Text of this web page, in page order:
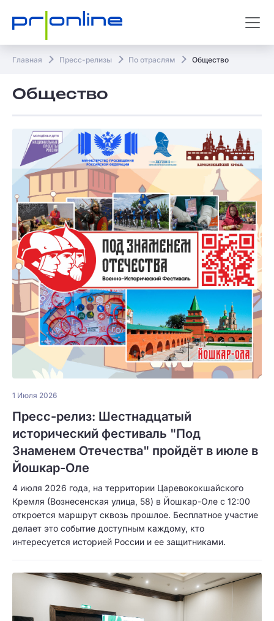
Главная Пресс-релизы По отраслям Общество
Общество
1 Июля 2026
Пресс-релиз: Шестнадцатый
исторический фестиваль "Под
Знаменем Отечества" пройдёт в июле в
Йошкар-Оле
4 июля 2026 года, на территории Царевококшайского
Кремля (Вознесенская улица, 58) в Йошкар-Оле с 12:00
откроется маршрут сквозь прошлое. Бесплатное участие
делает это событие доступным каждому, кто
интересуется историей России и ее защитниками.